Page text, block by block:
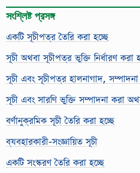
সংশ্লিষ্ট প্রসঙ্গ
একটি সূচীপত্র তৈরি করা হচ্ছে
সূচী অথবা সূচীপত্র ভুক্তি নির্ধারণ করা
সূচী এবং সূচীপত্র হালনাগাদ,
সূচী এবং সারণি ভুক্তি সম্পাদনা করা
বর্ণানুক্রমিক সূচী তৈরি করা হচ্ছে
ব্যবহারকারী-সংজ্ঞায়িত সূচী
একটি সংস্করণ তৈরি করা হচ্ছে